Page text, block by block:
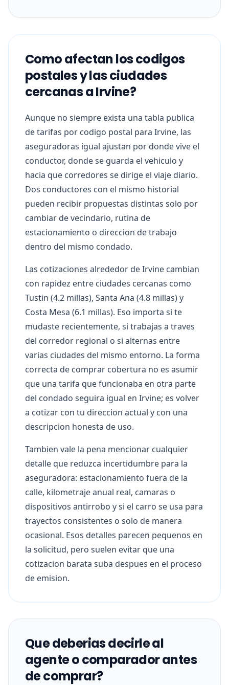
Como afectan los codigos
postales y las ciudades
cercanas a Irvine?
Aunque no siempre exista una tabla publica
de tarifas por codigo postal para Irvine, las
aseguradoras igual ajustan por donde vive el
conductor, donde se guarda el vehiculo y
hacia que corredores se dirige el viaje diario.
Dos conductores con el mismo historial
pueden recibir propuestas distintas solo por
cambiar de vecindario, rutina de
estacionamiento o direccion de trabajo
dentro del mismo condado.
Las cotizaciones alrededor de Irvine cambian
con rapidez entre ciudades cercanas como
Tustin (4.2 millas), Santa Ana (4.8 millas) y
Costa Mesa (6.1 millas). Eso importa si te
mudaste recientemente, si trabajas a traves
del corredor regional o si alternas entre
varias ciudades del mismo entorno. La forma
correcta de comprar cobertura no es asumir
que una tarifa que funcionaba en otra parte
del condado seguira igual en Irvine; es volver
a cotizar con tu direccion actual y con una
descripcion honesta de uso.
Tambien vale la pena mencionar cualquier
detalle que reduzca incertidumbre para la
aseguradora: estacionamiento fuera de la
calle, kilometraje anual real, camaras o
dispositivos antirrobo y si el carro se usa para
trayectos consistentes o solo de manera
ocasional. Esos detalles parecen pequenos en
la solicitud, pero suelen evitar que una
cotizacion barata suba despues en el proceso
de emision.
Que deberias decirle al
agente o comparador antes
de comprar?